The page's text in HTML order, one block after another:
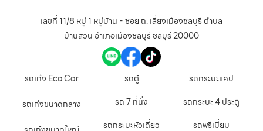
เลขที่ 11/8 หมู่ 1 หมู่บ้าน - ซอย ถ. เลี่ยงเมืองชลบุรี ตำบล
บ้านสวน อำเภอเมืองชลบุรี ชลบุรี 20000
รถเก๋ง Eco Car
รถเก๋งขนาดกลาง
รถตู้
รถ 7 ที่นั่ง
รถกระบะหัวเดี่ยว
รถกระบะแคป
รถกระบะ 4 ประตู
รถพรีเมี่ยม